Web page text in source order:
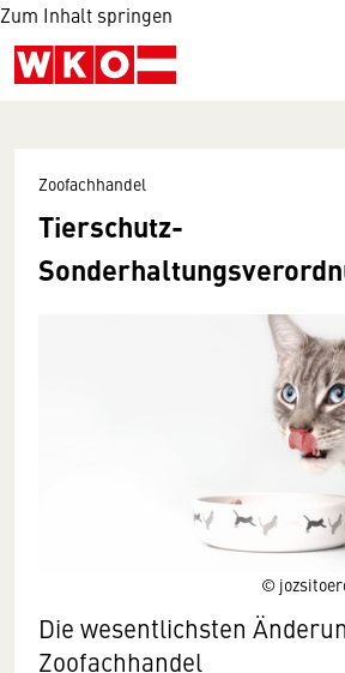
Zum Inhalt springen
©
Zoofachhandel
Tierschutz-
Die wesentlichsten
Zoofachhandel